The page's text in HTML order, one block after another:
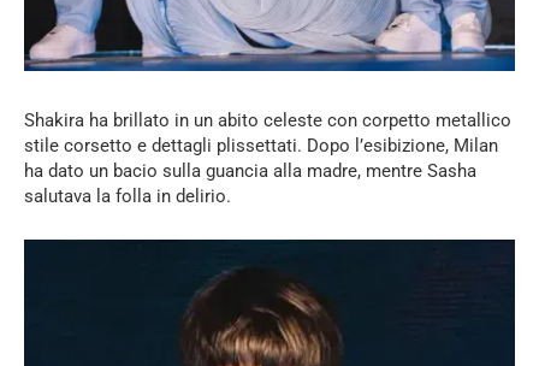
Shakira ha brillato in un abito celeste con corpetto metallico
stile corsetto e dettagli plissettati. Dopo l’esibizione, Milan
ha dato un bacio sulla guancia alla madre, mentre Sasha
salutava la folla in delirio.